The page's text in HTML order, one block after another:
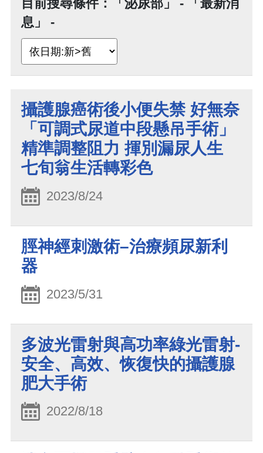
目前搜尋條件：「泌尿部」 - 「最新消
息」 -
攝護腺癌術後小便失禁 好無奈
「可調式尿道中段懸吊手術」
精準調整阻力 揮別漏尿人生
七旬翁生活轉彩色
2023/8/24
脛神經刺激術–治療頻尿新利
器
2023/5/31
多波光雷射與高功率綠光雷射-
安全、高效、恢復快的攝護腺
肥大手術
2022/8/18